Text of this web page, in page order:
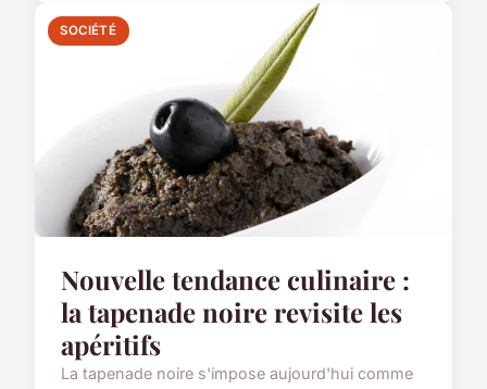
SOCIÉTÉ
Nouvelle tendance culinaire :
la tapenade noire revisite les
apéritifs
La tapenade noire s'impose aujourd'hui comme